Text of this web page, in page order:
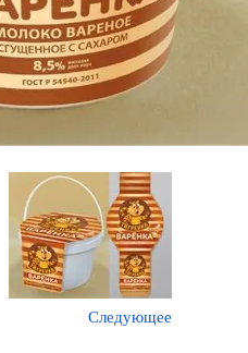
Следующее